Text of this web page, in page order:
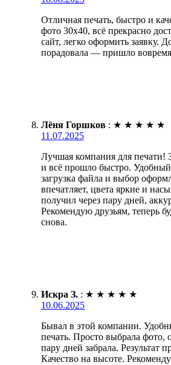
Отличная печать, быстро и
фото 30х40, всё прекрасно
сайт, легко оформить заявку.
порадовала — пришло
Лёня Горшков : ★ ★ ★ ★ ★
11.07.2025
Лучшая компания для печати!
и всё прошло быстро. Удобный
загрузка файла и выбор
впечатляет, цвета яркие и
получил через пару дней,
Рекомендую друзьям, теперь
снова.
Искра З. : ★ ★ ★ ★ ★
10.06.2025
Бывал в этой компании.
печать. Просто выбрала фото,
пару дней забрала. Результат
Качество на высоте.